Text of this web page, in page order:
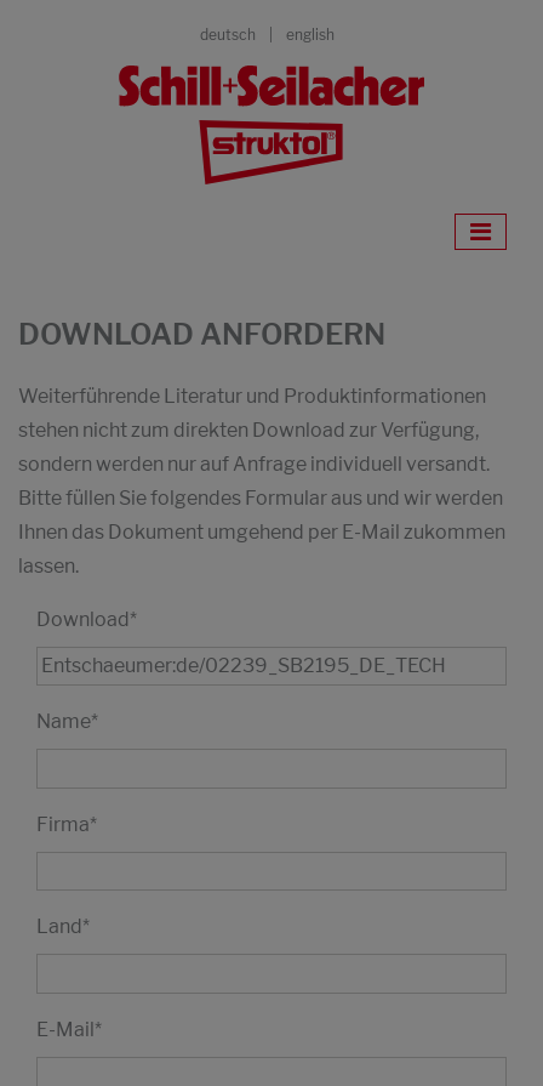
deutsch english
DOWNLOAD ANFORDERN
Weiterführende Literatur und Produktinformationen
stehen nicht zum direkten Download zur Verfügung,
sondern werden nur auf Anfrage individuell versandt.
Bitte füllen Sie folgendes Formular aus und wir werden
Ihnen das Dokument umgehend per E-Mail zukommen
lassen.
Download*
Name*
Firma*
Land*
E-Mail*